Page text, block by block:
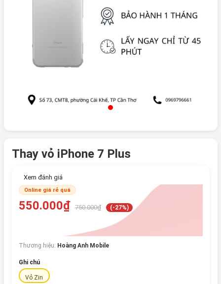
Thay vỏ iPhone 7 Plus
Xem đánh giá
Online giá rẻ quá
550.000₫ 750.000₫ (-27%)
Thương hiệu: Hoàng Anh Mobile
Ghi chú
Vỏ Zin